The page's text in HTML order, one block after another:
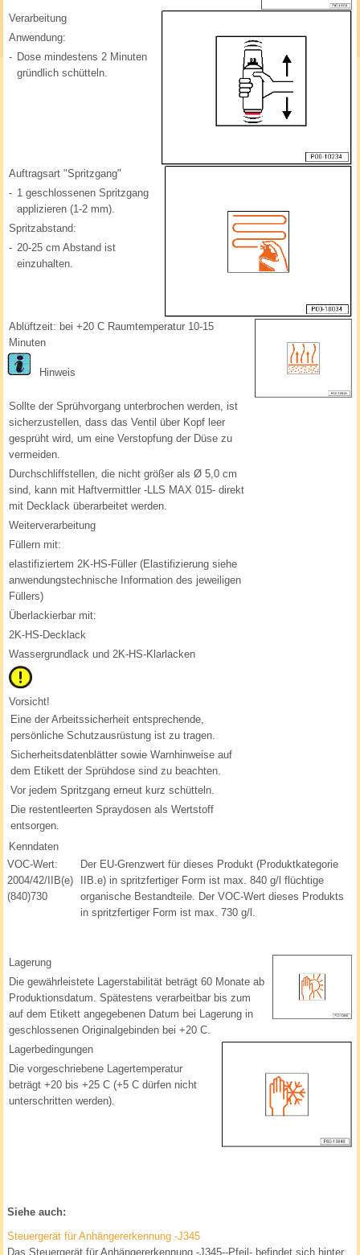
Verarbeitung
Anwendung:
- Dose mindestens 2 Minuten
gründlich schütteln.
Auftragsart "Spritzgang"
- 1 geschlossenen Spritzgang
applizieren (1-2 mm).
Spritzabstand:
- 20-25 cm Abstand ist
einzuhalten.
Ablüftzeit: bei +20 C Raumtemperatur 10-15
Minuten
Hinweis
Sollte der Sprühvorgang unterbrochen werden, ist
sicherzustellen, dass das Ventil über Kopf leer
gesprüht wird, um eine Verstopfung der Düse zu
vermeiden.
Durchschliffstellen, die nicht größer als Ø 5,0 cm
sind, kann mit Haftvermittler -LLS MAX 015- direkt
mit Decklack überarbeitet werden.
Weiterverarbeitung
Füllern mit:
elastifiziertem 2K-HS-Füller (Elastifizierung siehe
anwendungstechnische Information des jeweiligen
Füllers)
Überlackierbar mit:
2K-HS-Decklack
Wassergrundlack und 2K-HS-Klarlacken
Vorsicht!
Eine der Arbeitssicherheit entsprechende,
persönliche Schutzausrüstung ist zu tragen.
Sicherheitsdatenblätter sowie Warnhinweise auf
dem Etikett der Sprühdose sind zu beachten.
Vor jedem Spritzgang erneut kurz schütteln.
Die restentleerten Spraydosen als Wertstoff
entsorgen.
Kenndaten
VOC-Wert:
2004/42/IIB(e)
(840)730
Der EU-Grenzwert für dieses Produkt (Produktkategorie
IIB.e) in spritzfertiger Form ist max. 840 g/l flüchtige
organische Bestandteile. Der VOC-Wert dieses Produkts
in spritzfertiger Form ist max. 730 g/l.
Lagerung
Die gewährleistete Lagerstabilität beträgt 60 Monate ab
Produktionsdatum. Spätestens verarbeitbar bis zum
auf dem Etikett angegebenen Datum bei Lagerung in
geschlossenen Originalgebinden bei +20 C.
Lagerbedingungen
Die vorgeschriebene Lagertemperatur
beträgt +20 bis +25 C (+5 C dürfen nicht
unterschritten werden).
Siehe auch:
Steuergerät für Anhängererkennung -J345
Das Steuergerät für Anhängererkennung -J345--Pfeil- befindet sich hinter